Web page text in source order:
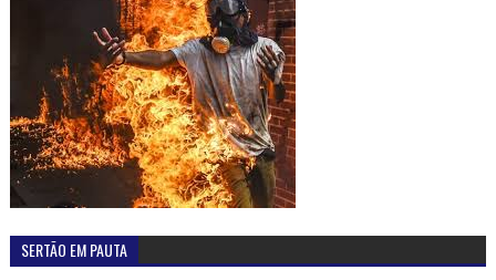
SERTÃO EM PAUTA